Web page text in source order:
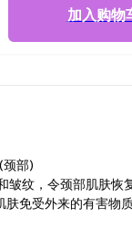
加入购物
颈部)
皱纹，令颈部肌肤恢
肤免受外来的有害物